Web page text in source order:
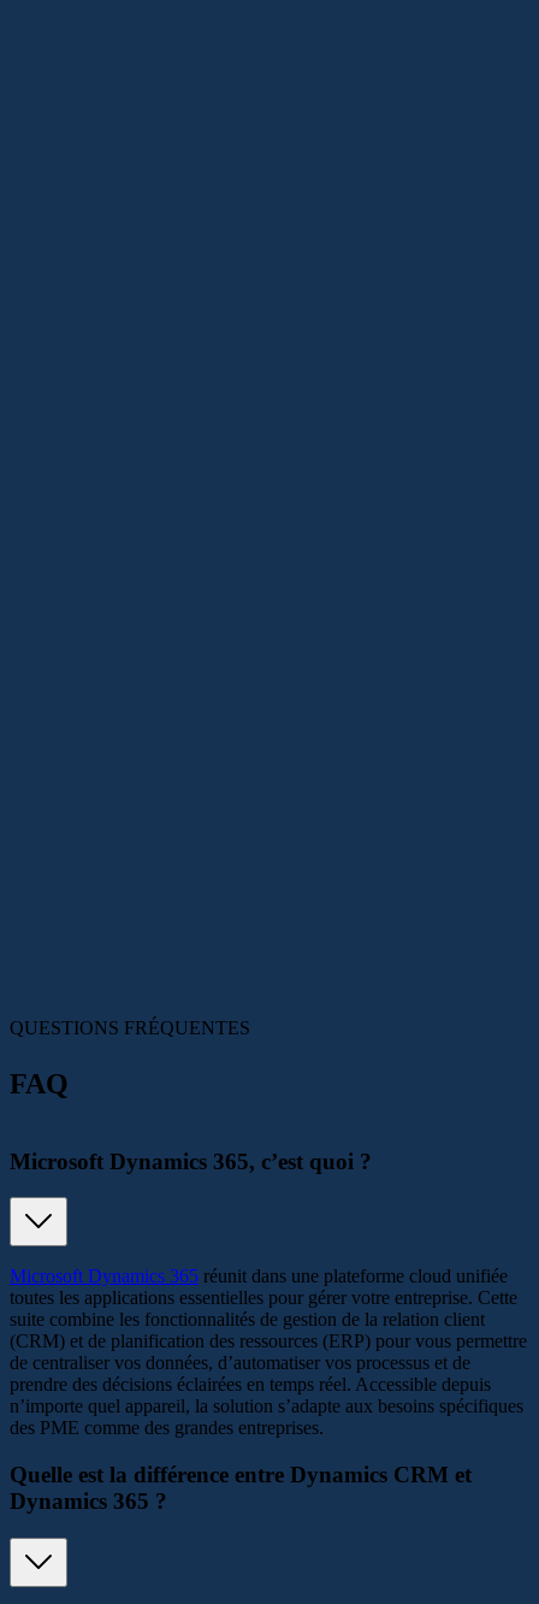
QUESTIONS FRÉQUENTES
FAQ
Microsoft Dynamics 365, c’est quoi ?
Microsoft Dynamics 365 réunit dans une plateforme cloud unifiée
toutes les applications essentielles pour gérer votre entreprise. Cette
suite combine les fonctionnalités de gestion de la relation client
(CRM) et de planification des ressources (ERP) pour vous permettre
de centraliser vos données, d’automatiser vos processus et de
prendre des décisions éclairées en temps réel. Accessible depuis
n’importe quel appareil, la solution s’adapte aux besoins spécifiques
des PME comme des grandes entreprises.
Quelle est la différence entre Dynamics CRM et
Dynamics 365 ?